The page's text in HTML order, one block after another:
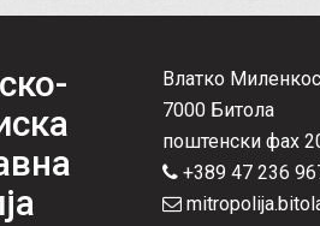
Влатко
7000 Битола
поштенски фах
+389 47 236